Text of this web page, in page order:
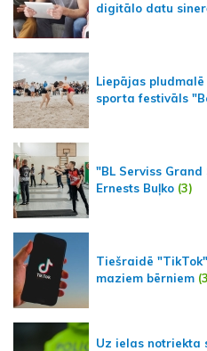
digitālo datu
Liepājas
sporta festivāls
"BL Serviss
Ernests Buļko (3)
Tiešraidē
maziem bērniem
Uz ielas notriekta